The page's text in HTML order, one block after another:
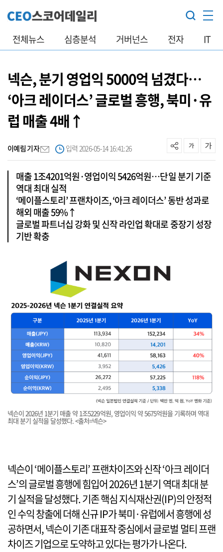
전체뉴스 심층분석 거버넌스 전자 IT
넥슨, 분기 영업익 5000억 넘겼다…
‘아크 레이더스’ 글로벌 흥행, 북미·유
럽 매출 4배↑
이예림 기자 입력 2026-05-14 16:41:26
매출 1조4201억원·영업이익 5426억원…단일 분기 기준
역대 최대 실적
‘메이플스토리’ 프랜차이즈, ‘아크 레이더스’ 동반 성과로
해외 매출 59%↑
글로벌 파트너십 강화 및 신작 라인업 확대로 중장기 성장
기반 확충
넥슨이 2026년 1분기 매출 약 1조5229억원, 영업이익 약 5675억원을 기록하며 역대
최대 분기 실적을 달성했다. <출처=넥슨>
넥슨이 ‘메이플스토리’ 프랜차이즈와 신작 ‘아크 레이더
스’의 글로벌 흥행에 힘입어 2026년 1분기 역대 최대 분
기 실적을 달성했다. 기존 핵심 지식재산권(IP)의 안정적
인 수익 창출에 더해 신규 IP가 북미·유럽에서 흥행에 성
공하면서, 넥슨이 기존 대표작 중심에서 글로벌 멀티 프랜
차이즈 기업으로 도약하고 있다는 평가가 나온다.